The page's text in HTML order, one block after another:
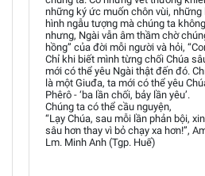
những ký ức muốn chôn vùi, những
hình ngẫu tượng mà chúng ta
nhưng, Ngài vẫn âm thầm chờ
hồng” của đời mỗi người và hỏi,
Chỉ khi biết mình từng chối Chúa
mới có thể yêu Ngài thật đến đó.
là một Giuđa, ta mới có thể yêu
Phêrô - ‘ba lần chối, bảy lần yêu’.
Chúng ta có thể cầu nguyện,
“Lạy Chúa, sau mỗi lần phản bội,
sâu hơn thay vì bỏ chạy xa hơn!”,
Lm. Minh Anh (Tgp. Huế)